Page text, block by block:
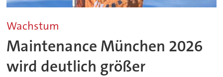
Wachstum
Maintenance München 2026
wird deutlich größer